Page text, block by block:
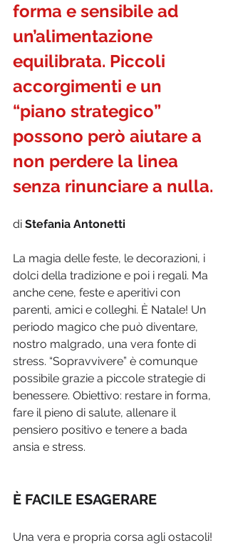
forma e sensibile ad
un’alimentazione
equilibrata. Piccoli
accorgimenti e un
“piano strategico”
possono però aiutare a
non perdere la linea
senza rinunciare a nulla.
di Stefania Antonetti
La magia delle feste, le decorazioni, i
dolci della tradizione e poi i regali. Ma
anche cene, feste e aperitivi con
parenti, amici e colleghi. È Natale! Un
periodo magico che può diventare,
nostro malgrado, una vera fonte di
stress. “Sopravvivere” è comunque
possibile grazie a piccole strategie di
benessere. Obiettivo: restare in forma,
fare il pieno di salute, allenare il
pensiero positivo e tenere a bada
ansia e stress.
È FACILE ESAGERARE
Una vera e propria corsa agli ostacoli!